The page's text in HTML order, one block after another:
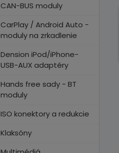
CAN-BUS moduly
CarPlay / Android Auto -
moduly na zrkadlenie
Dension iPod/iPhone-
USB-AUX adaptéry
Hands free sady - BT
moduly
ISO konektory a redukcie
Klaksóny